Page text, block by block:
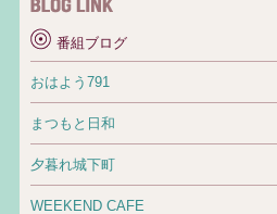
番組ブログ
おはよう791
まつもと日和
夕暮れ城下町
WEEKEND CAFE